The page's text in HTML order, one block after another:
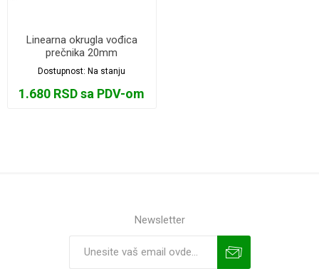
Linearna okrugla vođica
prečnika 20mm
Dostupnost: Na stanju
1.680 RSD sa PDV-om
Newsletter